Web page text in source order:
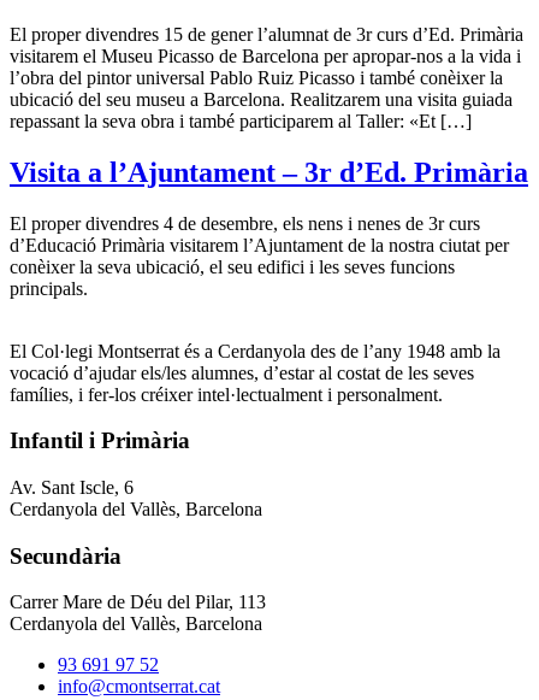
El proper divendres 15 de gener l’alumnat de 3r curs d’Ed. Primària
visitarem el Museu Picasso de Barcelona per apropar-nos a la vida i
l’obra del pintor universal Pablo Ruiz Picasso i també conèixer la
ubicació del seu museu a Barcelona. Realitzarem una visita guiada
repassant la seva obra i també participarem al Taller: «Et […]
Visita a l’Ajuntament – 3r d’Ed. Primària
El proper divendres 4 de desembre, els nens i nenes de 3r curs
d’Educació Primària visitarem l’Ajuntament de la nostra ciutat per
conèixer la seva ubicació, el seu edifici i les seves funcions
principals.
El Col·legi Montserrat és a Cerdanyola des de l’any 1948 amb la
vocació d’ajudar els/les alumnes, d’estar al costat de les seves
famílies, i fer-los créixer intel·lectualment i personalment.
Infantil i Primària
Av. Sant Iscle, 6
Cerdanyola del Vallès, Barcelona
Secundària
Carrer Mare de Déu del Pilar, 113
Cerdanyola del Vallès, Barcelona
93 691 97 52
info@cmontserrat.cat